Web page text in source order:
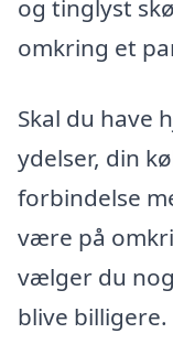
og tinglyst
omkring et
Skal du have
ydelser, din
forbindelse
være på
vælger du
blive billigere.